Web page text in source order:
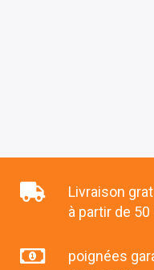
Livraison
à partir de
poignées